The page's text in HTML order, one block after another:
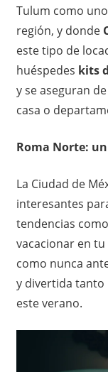
Tulum como
región, y donde
este tipo de
huéspedes kits
y se aseguran
casa o
Roma Norte:
La Ciudad de
interesantes
tendencias
vacacionar en
como nunca
y divertida tanto
este verano.